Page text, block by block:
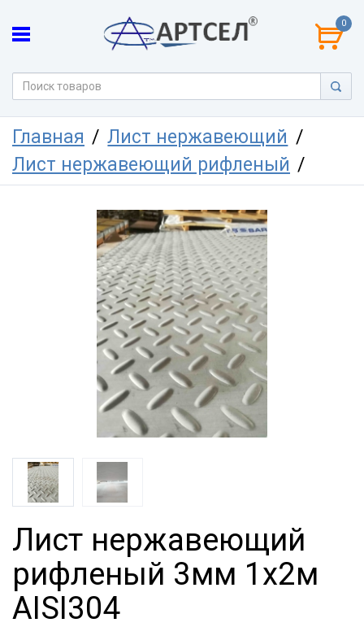
0
Главная
Лист нержавеющий
Лист нержавеющий рифленый
Лист нержавеющий
рифленый 3мм 1х2м
AISI304